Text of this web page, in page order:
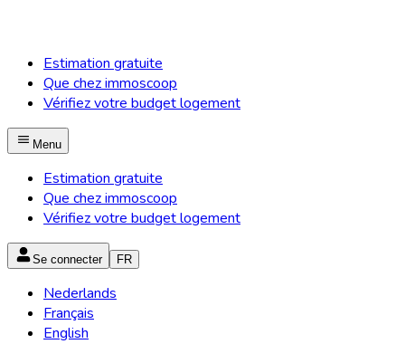
Estimation gratuite
Que chez immoscoop
Vérifiez votre budget logement
Menu
Estimation gratuite
Que chez immoscoop
Vérifiez votre budget logement
Se connecter FR
Nederlands
Français
English